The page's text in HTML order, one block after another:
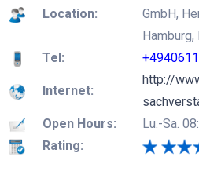
Location:
GmbH,
Hamburg,
Tel:
Internet:
http://
Open Hours:
Lu.-Sa.
Rating: